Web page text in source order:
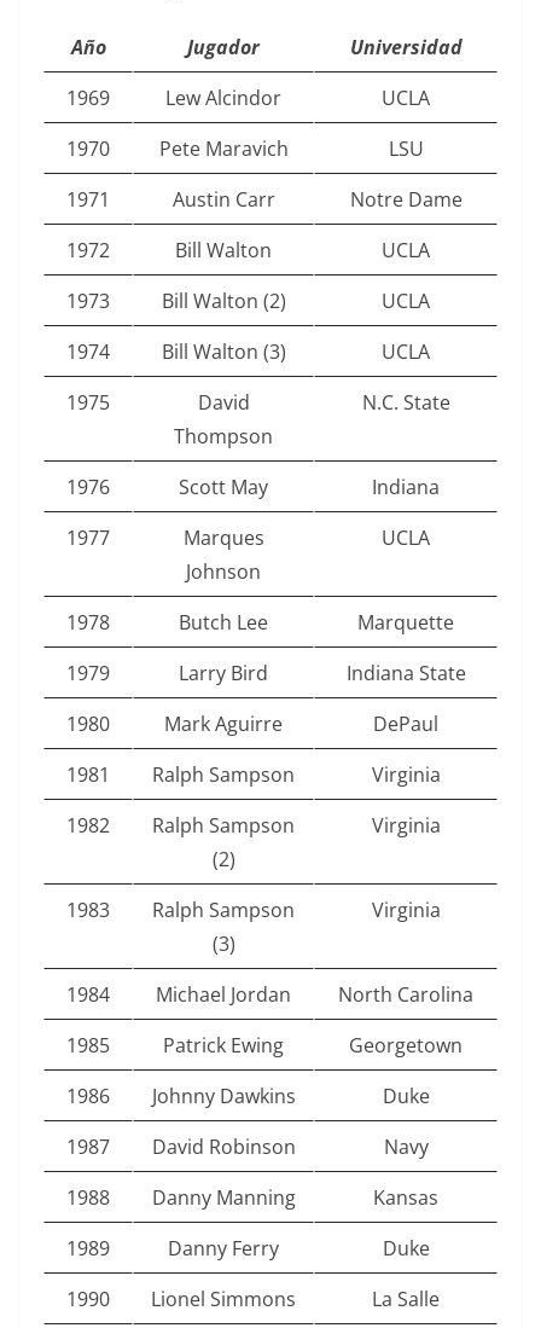
Año Jugador
Universidad
1969
Lew Alcindor
UCLA
1970
Pete Maravich
LSU
1971
Austin Carr
Notre Dame
1972
Bill Walton
UCLA
1973
Bill Walton (2)
UCLA
1974
Bill Walton (3)
UCLA
1975
David
Thompson
N.C. State
1976 Scott May
Indiana
1977
Marques
Johnson
UCLA
1978 Butch Lee
Marquette
1979
Larry Bird
Indiana State
1980
Mark Aguirre
DePaul
1981
Ralph Sampson
Virginia
1982
Ralph Sampson
(2)
Virginia
1983
Ralph Sampson
(3)
Virginia
1984 Michael Jordan
North Carolina
1985
Patrick Ewing
Georgetown
1986
Johnny Dawkins
Duke
1987
David Robinson
Navy
1988
Danny Manning
Kansas
1989
Danny Ferry
Duke
1990
Lionel Simmons La Salle